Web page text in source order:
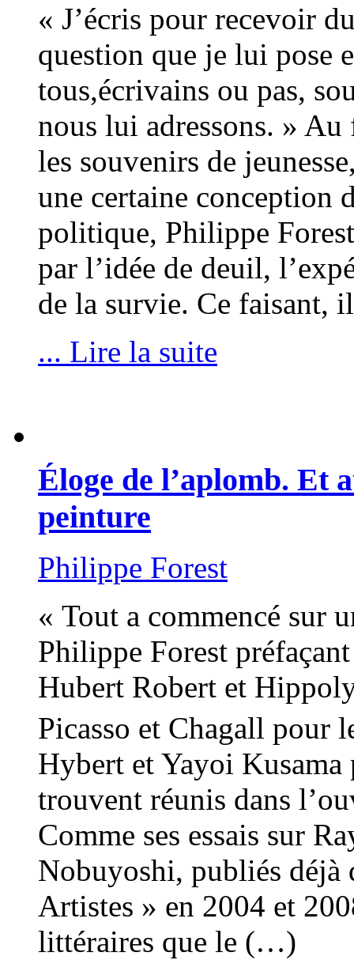
« J’écris pour recevoir
question que je lui pose
tous,écrivains ou pas,
nous lui adressons. »
les souvenirs de
une certaine conception
politique, Philippe
par l’idée de deuil,
de la survie. Ce
... Lire la suite
Éloge de l’aplomb. Et
peinture
Philippe Forest
« Tout a commencé sur
Philippe Forest
Hubert Robert et
Picasso et Chagall pour
Hybert et Yayoi
trouvent réunis dans
Comme ses essais sur
Nobuyoshi, publiés
Artistes » en 2004 et
littéraires que le (…)